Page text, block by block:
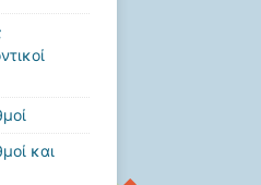
και